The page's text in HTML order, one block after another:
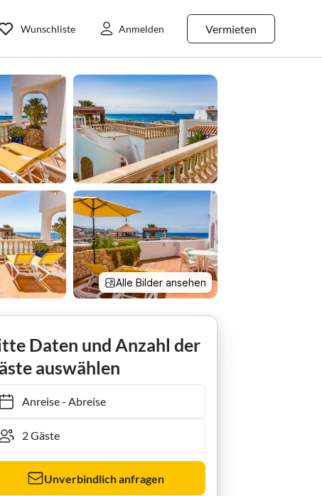
Vermieten
Wunschliste Anmelden
Alle Bilder ansehen
Daten und Anzahl der
auswählen
Anreise- Abreise
Unverbindlich anfragen